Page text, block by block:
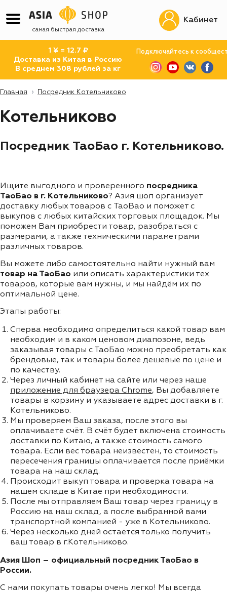
самая быстрая доставка
1 ¥ = 12.7 ₽
Доставка из Китая в Россию
В среднем 308 рублей за кг
Подключайтесь к
Кабинет
Главная Посредник Котельниково
Котельниково
Посредник ТаоБао г. Котельниково.
Ищите выгодного и проверенного посредника
ТаоБао в г. Котельниково? Азия шоп организует
доставку любых товаров с TaoBao и поможет с
выкупов с любых китайских торговых площадок. Мы
поможем Вам приобрести товар, разобраться с
размерами, а также техническими параметрами
различных товаров.
Вы можете либо самостоятельно найти нужный вам
товар на ТаоБао или описать характеристики тех
товаров, которые вам нужны, и мы найдём их по
оптимальной цене.
Этапы работы:
Сперва необходимо определиться какой товар вам
необходим и в каком ценовом диапозоне, ведь
заказывая товары с ТаоБао можно преобретать как
брендовые, так и товары более дешевые по цене и
по качеству.
Через личный кабинет на сайте или через наше
приложение для браузера Chrome, Вы добавляете
товары в корзину и указываете адрес доставки в г.
Котельниково.
Мы проверяем Ваш заказа, после этого вы
оплачиваете счёт. В счёт будет включена стоимость
доставки по Китаю, а также стоимость самого
товара. Если вес товара неизвестен, то стоимость
пересечения границы оплачивается после приёмки
товара на наш склад.
Происходит выкуп товара и проверка товара на
нашем складе в Китае при необходимости.
После мы отправляем Ваш товар через границу в
Россию на наш склад, а после выбранной вами
транспортной компанией - уже в Котельниково.
Через несколько дней остаётся только получить
ваш товар в г.Котельниково.
Азия Шоп – официальный посредник ТаоБао в
России.
С нами покупать товары очень легко! Мы всегда